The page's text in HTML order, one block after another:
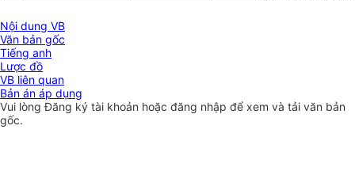
Nội dung VB
Văn bản gốc
Tiếng anh
Lược đồ
VB liên quan
Bản án áp dụng
Vui lòngĐăng ký tài khoản hoặc đăng nhập để xem và tải văn bản
gốc.